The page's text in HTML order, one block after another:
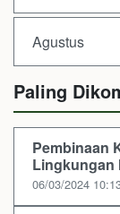
Agustus
Paling
Pembinaan
Lingkungan
06/03/2024